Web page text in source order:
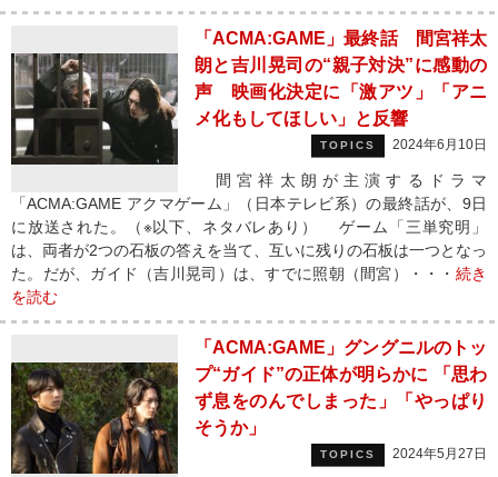
「ACMA:GAME」最終話 間宮祥太
朗と吉川晃司の“親子対決”に感動の
声 映画化決定に「激アツ」「アニ
メ化もしてほしい」と反響
TOPICS 2024年6月10日
間宮祥太朗が主演するドラマ
「ACMA:GAME アクマゲーム」（日本テレビ系）の最終話が、9日
に放送された。（※以下、ネタバレあり） ゲーム「三単究明」
は、両者が2つの石板の答えを当て、互いに残りの石板は一つとなっ
た。だが、ガイド（吉川晃司）は、すでに照朝（間宮）・・・ 続き
を読む
「ACMA:GAME」グングニルのトッ
プ“ガイド”の正体が明らかに 「思わ
ず息をのんでしまった」「やっぱり
そうか」
TOPICS 2024年5月27日